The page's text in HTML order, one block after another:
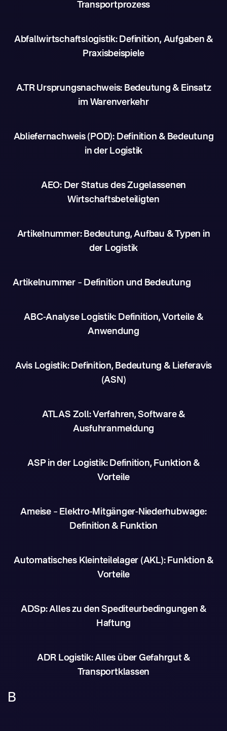
Transportprozess
Abfallwirtschaftslogistik: Definition, Aufgaben &
Praxisbeispiele
A.TR Ursprungsnachweis: Bedeutung & Einsatz
im Warenverkehr
Abliefernachweis (POD): Definition & Bedeutung
in der Logistik
AEO: Der Status des Zugelassenen
Wirtschaftsbeteiligten
Artikelnummer: Bedeutung, Aufbau & Typen in
der Logistik
Artikelnummer – Definition und Bedeutung
ABC-Analyse Logistik: Definition, Vorteile &
Anwendung
Avis Logistik: Definition, Bedeutung & Lieferavis
(ASN)
ATLAS Zoll: Verfahren, Software &
Ausfuhranmeldung
ASP in der Logistik: Definition, Funktion &
Vorteile
Ameise – Elektro-Mitgänger-Niederhubwage:
Definition & Funktion
Automatisches Kleinteilelager (AKL): Funktion &
Vorteile
ADSp: Alles zu den Spediteurbedingungen &
Haftung
ADR Logistik: Alles über Gefahrgut &
Transportklassen
B